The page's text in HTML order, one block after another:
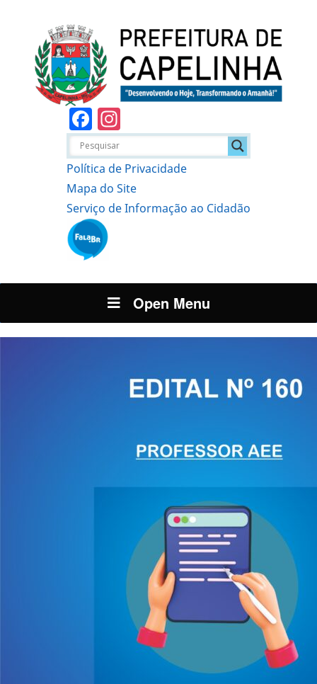
Facebook
Política de Privacidade
Mapa do Site
Serviço de Informação ao Cidadão
Open Menu